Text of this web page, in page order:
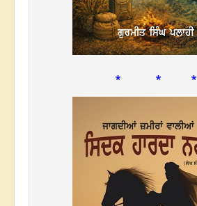
* * *